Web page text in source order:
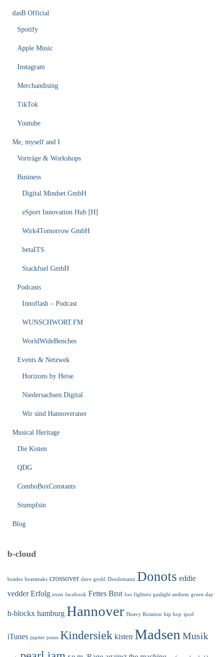
dasB Official
Spotify
Apple Music
Instagram
Merchandising
TikTok
Youtube
Me, myself and I
Vorträge & Workshops
Business
Digital Mindset GmbH
eSport Innovation Hub [H]
Wirk4Tomorrow GmbH
betaITS
Stackfuel GmbH
Podcasts
Innoflash – Podcast
WUNSCHWORT.FM
WorldWideBenches
Events & Netzwek
Horizons by Heise
Niedersachsen.Digital
Wir sind Hannoveraner
Musical Heritage
Die Kisten
QDG
ComboBoxConstants
Stumpfsin
Blog
b-cloud
beatles beatsteaks crossover dave grohl Dendemann Donots eddie
vedder Erfolg exen facebook Fettes Brot foo fighters gaslight anthem green day
h-blockx hamburg Hannover Heavy Rotation hip hop ipod
iTunes jupiter jones Kindersiek kisten Madsen Musik